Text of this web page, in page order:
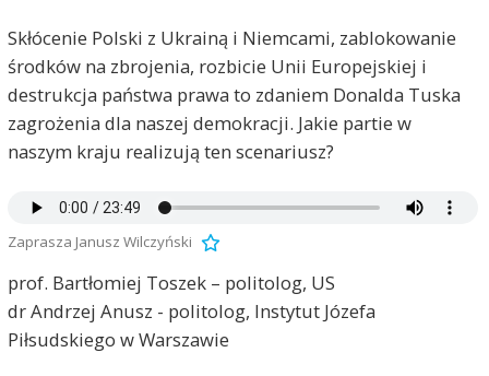
Skłócenie Polski z Ukrainą i Niemcami, zablokowanie
środków na zbrojenia, rozbicie Unii Europejskiej i
destrukcja państwa prawa to zdaniem Donalda Tuska
zagrożenia dla naszej demokracji. Jakie partie w
naszym kraju realizują ten scenariusz?
Zaprasza Janusz Wilczyński
prof. Bartłomiej Toszek – politolog, US
dr Andrzej Anusz - politolog, Instytut Józefa
Piłsudskiego w Warszawie